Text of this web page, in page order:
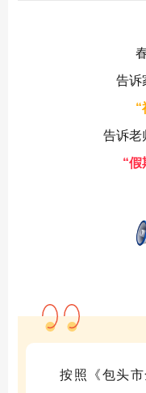
告诉
“
告诉老
“假
按照《包头